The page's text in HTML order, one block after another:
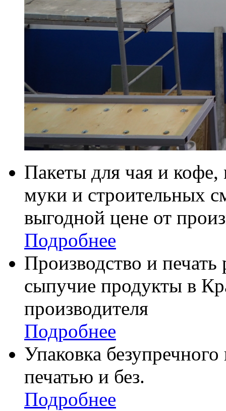
Пакеты для чая и
муки и строительных
выгодной цене от
Подробнее
Производство и
сыпучие продукты в
производителя
Подробнее
Упаковка
печатью и без.
Подробнее